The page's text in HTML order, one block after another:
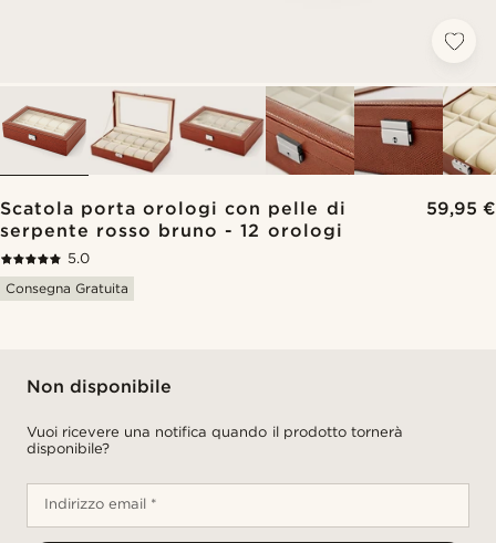
Scatola porta orologi con pelle di
serpente rosso bruno - 12 orologi
59,95 €
5.0
Consegna Gratuita
Non disponibile
Vuoi ricevere una notifica quando il prodotto tornerà
disponibile?
Indirizzo email *